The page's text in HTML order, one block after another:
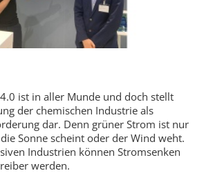
ist in aller Munde und doch stellt
der chemischen Industrie als
dar. Denn grüner Strom ist nur
Sonne scheint oder der Wind weht.
Industrien können Stromsenken
werden.